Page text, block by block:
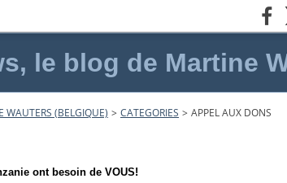
le blog de Martine
WAUTERS (BELGIQUE) > CATEGORIES > APPEL AUX DONS
ont besoin de VOUS!